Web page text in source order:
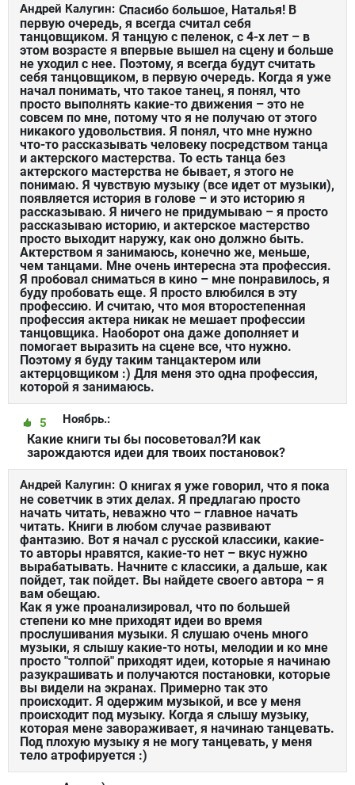
Андрей Калугин: Спасибо большое, Наталья! В
первую очередь, я всегда считал себя
танцовщиком. Я танцую с пеленок, с 4-х лет – в
этом возрасте я впервые вышел на сцену и больше
не уходил с нее. Поэтому, я всегда будут считать
себя танцовщиком, в первую очередь. Когда я уже
начал понимать, что такое танец, я понял, что
просто выполнять какие-то движения – это не
совсем по мне, потому что я не получаю от этого
никакого удовольствия. Я понял, что мне нужно
что-то рассказывать человеку посредством танца
и актерского мастерства. То есть танца без
актерского мастерства не бывает, я этого не
понимаю. Я чувствую музыку (все идет от музыки),
появляется история в голове – и это историю я
рассказываю. Я ничего не придумываю – я просто
рассказываю историю, и актерское мастерство
просто выходит наружу, как оно должно быть.
Актерством я занимаюсь, конечно же, меньше,
чем танцами. Мне очень интересна эта профессия.
Я пробовал сниматься в кино – мне понравилось, я
буду пробовать еще. Я просто влюбился в эту
профессию. И считаю, что моя второстепенная
профессия актера никак не мешает профессии
танцовщика. Наоборот она даже дополняет и
помогает выразить на сцене все, что нужно.
Поэтому я буду таким танцактером или
актерцовщиком :) Для меня это одна профессия,
которой я занимаюсь.
Ноябрь.:
5
Какие книги ты бы посоветовал?И как
зарождаются идеи для твоих постановок?
Андрей Калугин: О книгах я уже говорил, что я пока
не советчик в этих делах. Я предлагаю просто
начать читать, неважно что – главное начать
читать. Книги в любом случае развивают
фантазию. Вот я начал с русской классики, какие-
то авторы нравятся, какие-то нет – вкус нужно
вырабатывать. Начните с классики, а дальше, как
пойдет, так пойдет. Вы найдете своего автора – я
вам обещаю.
Как я уже проанализировал, что по большей
степени ко мне приходят идеи во время
прослушивания музыки. Я слушаю очень много
музыки, я слышу какие-то ноты, мелодии и ко мне
просто "толпой" приходят идеи, которые я начинаю
разукрашивать и получаются постановки, которые
вы видели на экранах. Примерно так это
происходит. Я одержим музыкой, и все у меня
происходит под музыку. Когда я слышу музыку,
которая мене завораживает, я начинаю танцевать.
Под плохую музыку я не могу танцевать, у меня
тело атрофируется :)